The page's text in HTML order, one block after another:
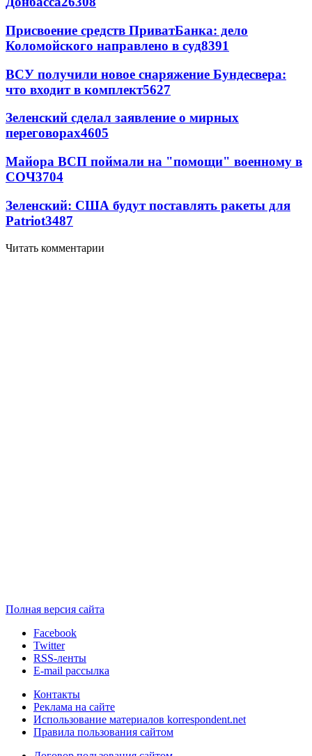
Присвоение средств ПриватБанка: дело
Коломойского направлено в суд8391
ВСУ получили новое снаряжение Бундесвера:
что входит в комплект5627
Зеленский сделал заявление о мирных
переговорах4605
Майора ВСП поймали на "помощи" военному в
СОЧ3704
Зеленский: США будут поставлять ракеты для
Patriot3487
Читать комментарии
Полная версия сайта
Facebook
Twitter
RSS-ленты
E-mail рассылка
Контакты
Реклама на сайте
Использование материалов korrespondent.net
Правила пользования сайтом